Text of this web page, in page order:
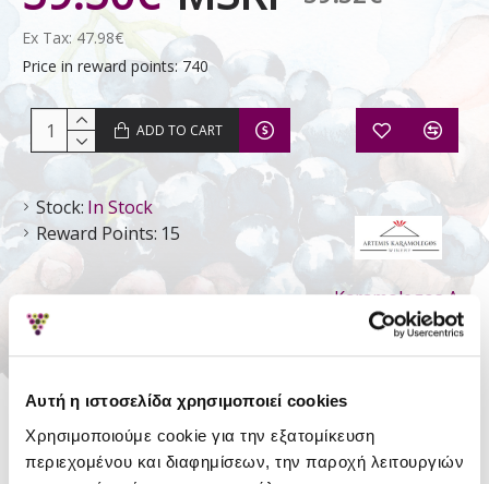
Αυτή η ιστοσελίδα χρησιμοποιεί cookies
Χρησιμοποιούμε cookie για την εξατομίκευση
περιεχομένου και διαφημίσεων, την παροχή λειτουργιών
Stock: In Stock
Reward Points: 15
Karamolegos A.
- Winery
Ex Tax: 47.98€
Price in reward points: 740
ADD TO CART
Style
Still Dry